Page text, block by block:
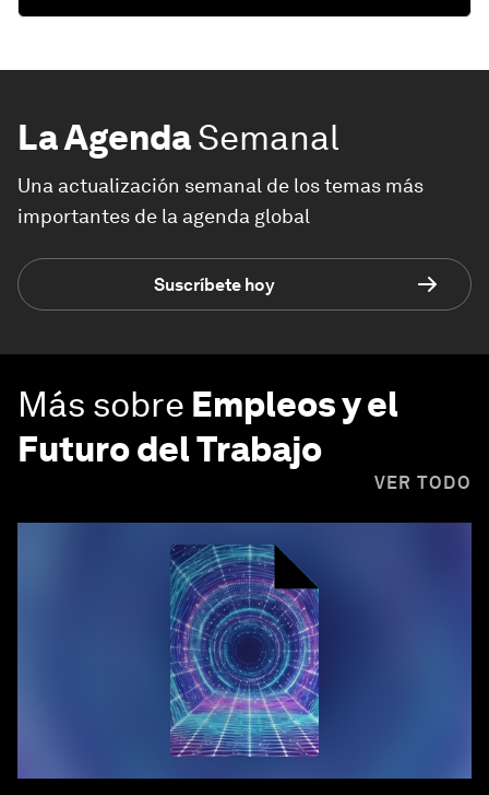
La AgendaSemanal
Una actualización semanal de los temas más
importantes de la agenda global
Suscríbete hoy
Más sobre Empleos y el
Futuro del Trabajo
VER TODO